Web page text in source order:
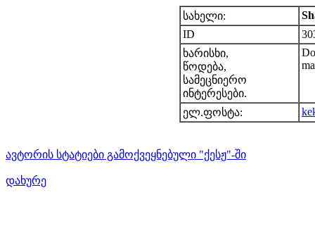
სახელი:
ID
ხარისხი,
წოდება,
სამეცნიერო
ინტერესები.
ელ.ფოსტა:
ავტორის სტატიები გამოქვეყნებული "ქესჟ"-ში
დახურე